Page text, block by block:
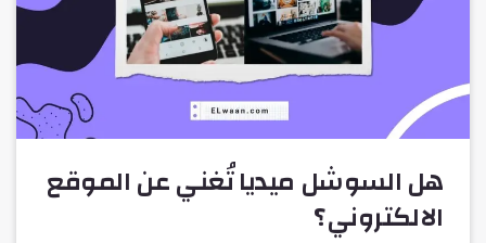
هل السوشل ميديا تُغني عن الموقع
الالكتروني؟